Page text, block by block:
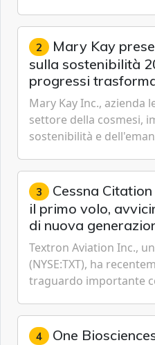
missioni an...
2 Mary Kay
sulla sostenibilità
progressi
livello globale nelle
economica e
Mary Kay Inc., azienda
settore della cosmesi,
sostenibilità e
sostenibilità 2026, una
3 Cessna Citation CJ3 Gen3 completa
il primo volo,
di nuova
certificazione
Textron Aviation Inc.,
(NYSE:TXT), ha
traguardo importante
Gen3, avvicinando i...
4 One Biosciences annuncia dati che